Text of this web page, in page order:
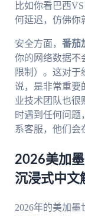
比如你看巴西
何延迟，仿佛你
安全方面， 番茄
你的网络数据不
限制）。这对于
说，是非常重要
业技术团队也
时遇到任何问题
系客服，他们会
2026美加
沉浸式中文
2026年的美加